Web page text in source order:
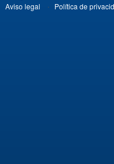
Aviso legal · Política de